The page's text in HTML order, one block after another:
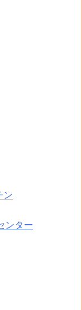
ン
ンター